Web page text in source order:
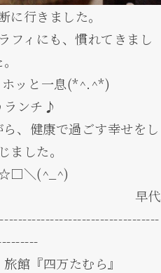
に行きました。
フィにも、慣れてきまし
ホッと一息(*^.^*)
ンチ♪
、健康で過ごす幸せをし
ました。
＼(^_^)
早代
『四万たむら』